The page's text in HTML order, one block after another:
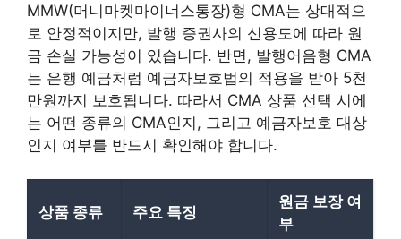
MMW(머니마켓마이너스통장)형 CMA는 상대적으
로 안정적이지만, 발행 증권사의 신용도에 따라 원
금 손실 가능성이 있습니다. 반면, 발행어음형 CMA
는 은행 예금처럼 예금자보호법의 적용을 받아 5천
만원까지 보호됩니다. 따라서 CMA 상품 선택 시에
는 어떤 종류의 CMA인지, 그리고 예금자보호 대상
인지 여부를 반드시 확인해야 합니다.
상품 종류 주요 특징
원금 보장 여
부